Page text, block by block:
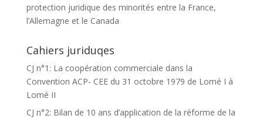
protection juridique des minorités entre la France,
l’Allemagne et le Canada
Cahiers juriduqes
CJ n°1: La coopération commerciale dans la
Convention ACP- CEE du 31 octobre 1979 de Lomé I à
Lomé II
CJ n°2: Bilan de 10 ans d’application de la réforme de la